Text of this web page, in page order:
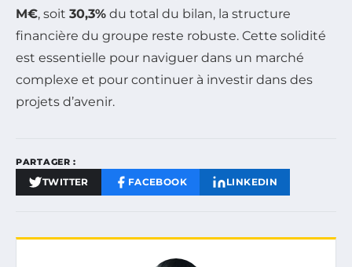
M€, soit 30,3% du total du bilan, la structure
financière du groupe reste robuste. Cette solidité
est essentielle pour naviguer dans un marché
complexe et pour continuer à investir dans des
projets d’avenir.
PARTAGER :
TWITTER FACEBOOK LINKEDIN